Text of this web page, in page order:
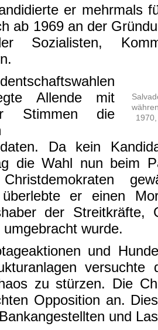
er mehrmals
ab 1969 an der
Sozialisten,
Allende mit
Stim­men die
Da kein
die Wahl nun beim
er einen
der Streitkräfte,
wurde.
und
versuchte
zu stürzen. Die
Opposition an.
und